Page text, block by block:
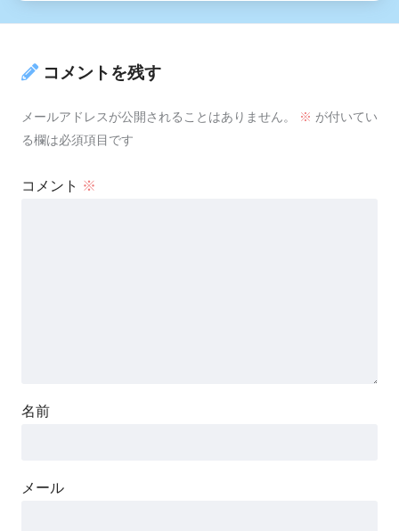
コメントを残す
メールアドレスが公開されることはありません。 ※ が付いてい
る欄は必須項目です
コメント ※
名前
メール